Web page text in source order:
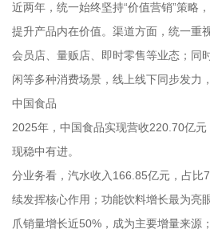
近两年，统一始终坚持“价值营销”策略
提升产品内在价值。渠道方面，统一重
会员店、量贩店、即时零售等业态；同
闲等多种消费场景，线上线下同步发力
中国食品
2025年，中国食品实现营收220.70亿
现稳中有进。
分业务看，汽水收入166.85亿元，占比
续发挥核心作用；功能饮料增长最为亮
爪销量增长近50%，成为主要增量来源